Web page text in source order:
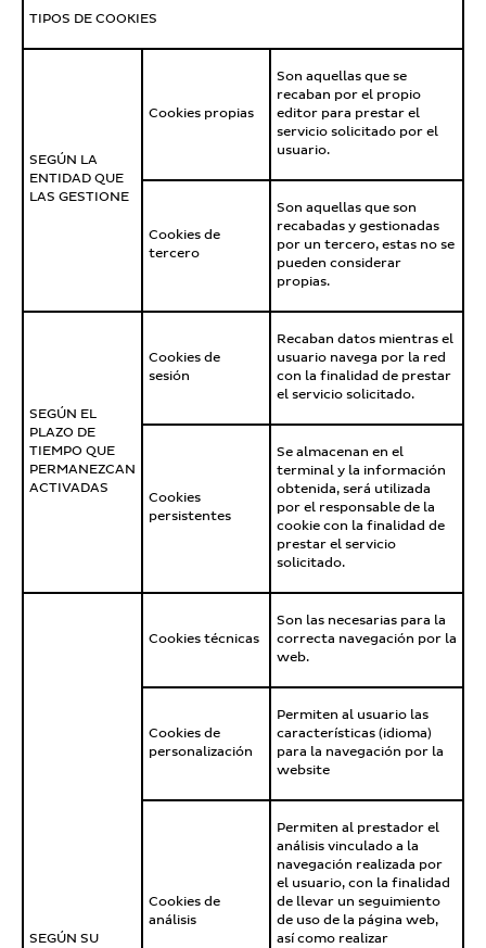
TIPOS DE COOKIES
SEGÚN LA
ENTIDAD QUE
LAS GESTIONE
Cookies propias
Son aquellas que se
recaban por el propio
editor para prestar el
servicio solicitado por el
usuario.
Cookies de
tercero
Son aquellas que son
recabadas y gestionadas
por un tercero, estas no se
pueden considerar
propias.
SEGÚN EL
PLAZO DE
TIEMPO QUE
PERMANEZCAN
ACTIVADAS
Cookies de
sesión
Recaban datos mientras el
usuario navega por la red
con la finalidad de prestar
el servicio solicitado.
Cookies
persistentes
Se almacenan en el
terminal y la información
obtenida, será utilizada
por el responsable de la
cookie con la finalidad de
prestar el servicio
solicitado.
SEGÚN SU
Cookies técnicas
Son las necesarias para la
correcta navegación por la
web.
Cookies de
personalización
Permiten al usuario las
características (idioma)
para la navegación por la
website
Cookies de
análisis
Permiten al prestador el
análisis vinculado a la
navegación realizada por
el usuario, con la finalidad
de llevar un seguimiento
de uso de la página web,
así como realizar